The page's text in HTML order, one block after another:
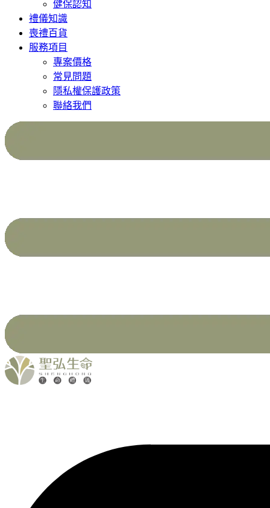
健保認知
禮儀知識
喪禮百貨
服務項目
專案價格
常見問題
隱私權保護政策
聯絡我們